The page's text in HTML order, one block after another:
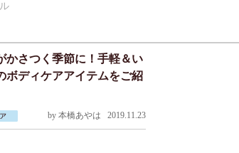
かさつく季節に！手軽＆い
ボディケアアイテムをご紹
by 本橋あやは 2019.11.23